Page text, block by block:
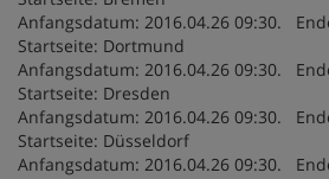
Anfangsdatum: 2016.04.26 09:30.
Startseite: Dortmund
Anfangsdatum: 2016.04.26 09:30.
Startseite: Dresden
Anfangsdatum: 2016.04.26 09:30.
Startseite: Düsseldorf
Anfangsdatum: 2016.04.26 09:30.